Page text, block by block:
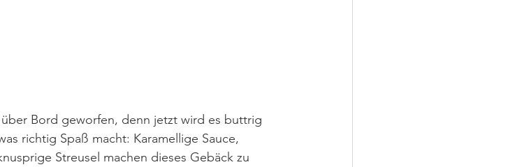
Bord geworfen, denn jetzt wird es buttrig
richtig Spaß macht: Karamellige Sauce,
Streusel machen dieses Gebäck zu